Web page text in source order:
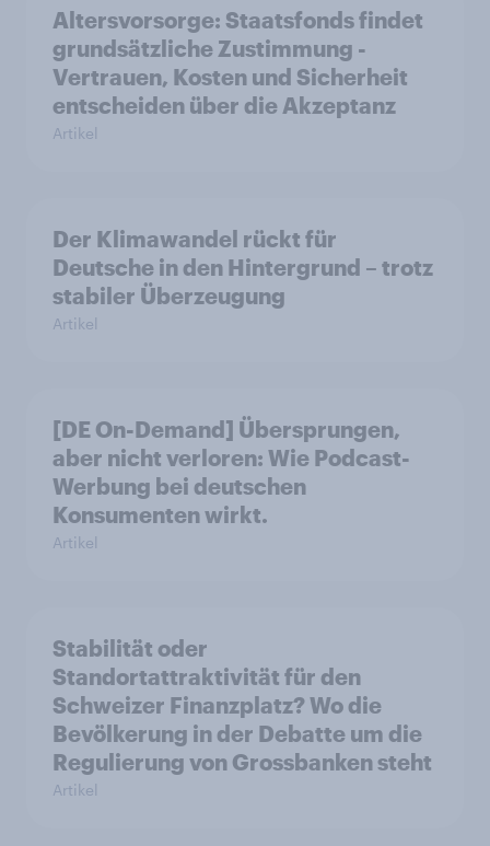
Altersvorsorge: Staatsfonds findet
grundsätzliche Zustimmung -
Vertrauen, Kosten und Sicherheit
entscheiden über die Akzeptanz
Artikel
Der Klimawandel rückt für
Deutsche in den Hintergrund – trotz
stabiler Überzeugung
Artikel
[DE On-Demand] Übersprungen,
aber nicht verloren: Wie Podcast-
Werbung bei deutschen
Konsumenten wirkt.
Artikel
Stabilität oder
Standortattraktivität für den
Schweizer Finanzplatz? Wo die
Bevölkerung in der Debatte um die
Regulierung von Grossbanken steht
Artikel